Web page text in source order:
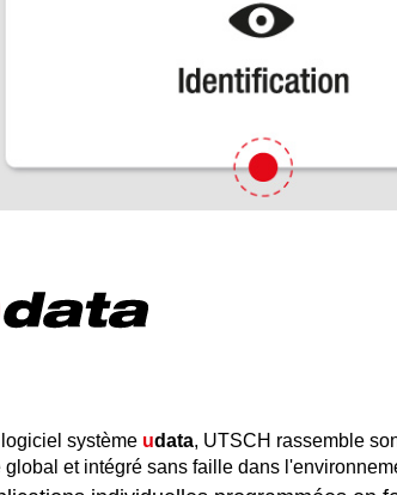
système udata, UTSCH rassemble
global et intégré sans faille dans